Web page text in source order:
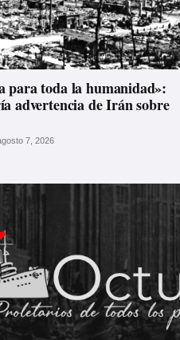
para toda la humanidad»:
advertencia de Irán sobre
7, 2026